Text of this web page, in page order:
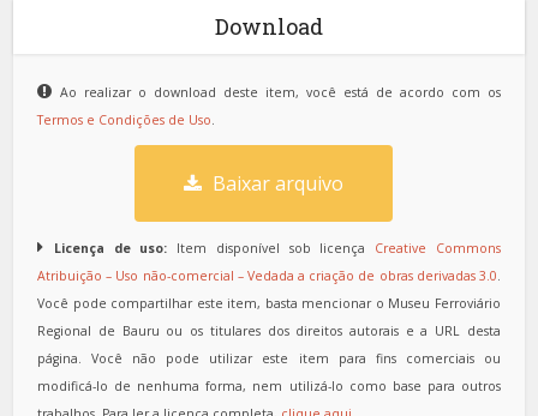
Download
Ao realizar o download deste item, você está de acordo com os
Termos e Condições de Uso.
Baixar arquivo
Licença de uso: Item disponível sob licença Creative Commons
Atribuição – Uso não-comercial – Vedada a criação de obras derivadas 3.0.
Você pode compartilhar este item, basta mencionar o Museu Ferroviário
Regional de Bauru ou os titulares dos direitos autorais e a URL desta
página. Você não pode utilizar este item para fins comerciais ou
modificá-lo de nenhuma forma, nem utilizá-lo como base para outros